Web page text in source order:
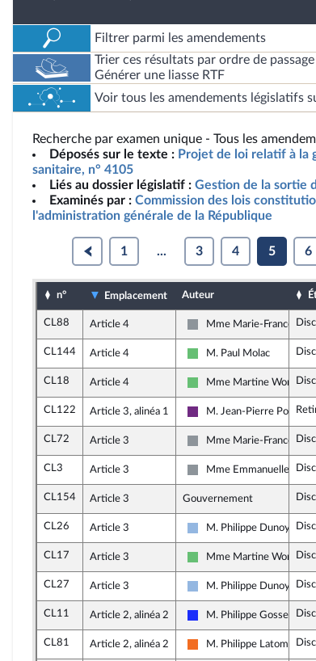
Filtrer parmi les amendements
Trier ces résultats par ordre de passage
Générer une liasse RTF
Voir tous les amendements législatifs
Recherche par examen unique - Tous les
Déposés sur le texte : Projet de loi relatif à la
sanitaire, n° 4105
Liés au dossier législatif : Gestion de la sortie
Examinés par : Commission des lois
l'administration générale de la République
1 ... 3 4 5 6
n° Emplacement Auteur
CL88 Article 4
Non inscrit
Mme Marie-France
CL144 Article 4
Libertés et Territoires
M. Paul Molac
CL18 Article 4
Libertés et Territoires
Mme Martine Wonner
CL122 Article 3, alinéa 1
La République en Marche
M. Jean-Pierre Pont
CL72 Article 3
Non inscrit
Mme Marie-France
CL3 Article 3
Non inscrit
Mme Emmanuelle
CL154 Article 3 Gouvernement
CL26 Article 3
UDI et Indépendants
M. Philippe Dunoyer
CL17 Article 3
Libertés et Territoires
Mme Martine Wonner
CL27 Article 3
UDI et Indépendants
M. Philippe Dunoyer
CL11 Article 2, alinéa 2
Les Républicains
M. Philippe Gosselin
CL81 Article 2, alinéa 2
Mouvement Démocrate
M. Philippe Latombe